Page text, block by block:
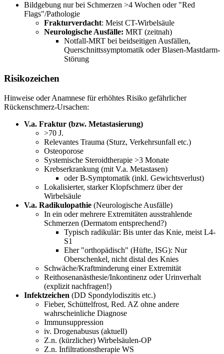
Bildgebung nur bei Schmerzen >4 Wochen oder "Red
Flags"/Pathologie
Frakturverdacht: Meist CT-Wirbelsäule
Neurologische Ausfälle: MRT (zeitnah)
Notfall-MRT bei beidseitigen Ausfällen,
Querschnittssymptomatik oder Blasen-Mastdarm-
Störung
Risikozeichen
Hinweise oder Anamnese für erhöhtes Risiko gefährlicher
Rückenschmerz-Ursachen:
V.a. Fraktur (bzw. Metastasierung)
>70 J.
Relevantes Trauma (Sturz, Verkehrsunfall etc.)
Osteoporose
Systemische Steroidtherapie >3 Monate
Krebserkrankung (mit V.a. Metastasen)
oder B-Symptomatik (inkl. Gewichtsverlust)
Lokalisierter, starker Klopfschmerz über der
Wirbelsäule
V.a. Radikulopathie (Neurologische Ausfälle)
In ein oder mehrere Extremitäten ausstrahlende
Schmerzen (Dermatom entsprechend?)
Typisch radikulär: Bis unter das Knie, meist L4-
S1
Eher "orthopädisch" (Hüfte, ISG): Nur
Oberschenkel, nicht distal des Knies
Schwäche/Kraftminderung einer Extremität
Reithosenanästhesie/Inkontinenz oder Urinverhalt
(explizit nachfragen!)
Infektzeichen (DD Spondylodiszitis etc.)
Fieber, Schüttelfrost, Red. AZ ohne andere
wahrscheinliche Diagnose
Immunsuppression
iv. Drogenabusus (aktuell)
Z.n. (kürzlicher) Wirbelsäulen-OP
Z.n. Infiltrationstherapie WS